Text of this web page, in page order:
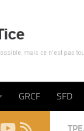
GRCF SFD